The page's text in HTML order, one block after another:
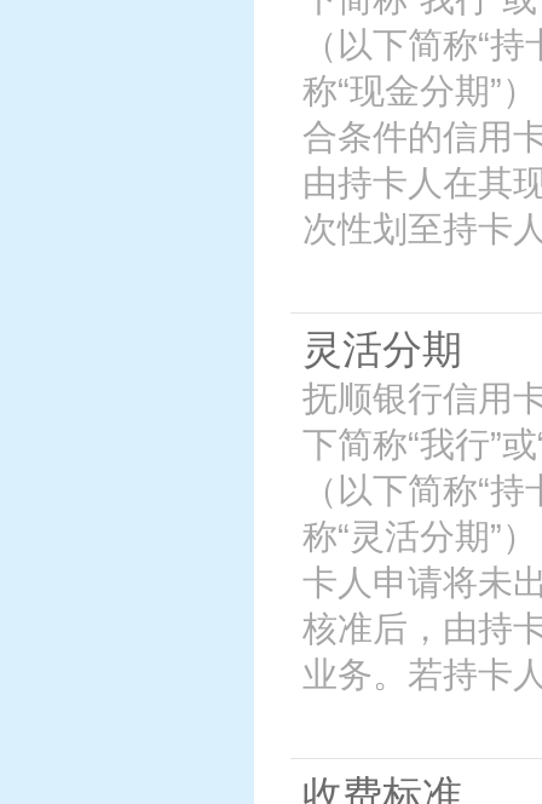
（以下简称“
称“现金分期”
合条件的信用
由持卡人在其
次性划至持卡
灵活分期
抚顺银行信用
下简称“我行”
（以下简称“
称“灵活分期”
卡人申请将未
核准后，由持
业务。若持卡
收费标准